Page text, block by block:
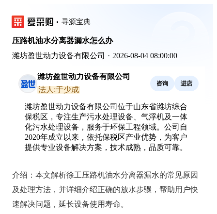
寻源宝典
压路机油水分离器漏水怎么办
潍坊盈世动力设备有限公司 · 2026-08-04 08:00:00
潍坊盈世动力设备有限公司
法人:于少成
咨询 进店
潍坊盈世动力设备有限公司位于山东省潍坊综合
保税区，专注生产污水处理设备、气浮机及一体
化污水处理设备，服务于环保工程领域。公司自
2020年成立以来，依托保税区产业优势，为客户
提供专业设备解决方案，技术成熟，品质可靠。
介绍： 本文解析徐工压路机油水分离器漏水的常见原因
及处理方法，并详细介绍正确的放水步骤，帮助用户快
速解决问题，延长设备使用寿命。